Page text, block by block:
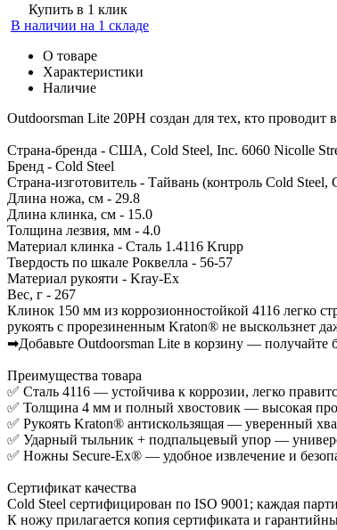
Купить в 1 клик
В наличии на 1 складе
О товаре
Характеристики
Наличие
Outdoorsman Lite 20PH создан для тех, кто проводит
Страна-бренда - США, Cold Steel, Inc. 6060 Nicolle
Бренд - Cold Steel
Страна-изготовитель - Тайвань (контроль Cold
Длина ножа, см - 29.8
Длина клинка, см - 15.0
Толщина лезвия, мм - 4.0
Материал клинка - Сталь 1.4116 Krupp
Твердость по шкале Роквелла - 56-57
Материал рукояти - Kray-Ex
Вес, г - 267
Клинок 150 мм из коррозионностойкой 4116 легко
рукоять с прорезиненным Kraton® не выскользнет
➡Добавьте Outdoorsman Lite в корзину — получайте
Преимущества товара
✅ Сталь 4116 — устойчива к коррозии, легко
✅ Толщина 4 мм и полный хвостовик — высокая
✅ Рукоять Kraton® антискользящая — уверенный
✅ Ударный тыльник + подпальцевый упор —
✅ Ножны Secure-Ex® — удобное извлечение и
Сертификат качества
Cold Steel сертифицирован по ISO 9001; каждая
К ножу прилагается копия сертификата и